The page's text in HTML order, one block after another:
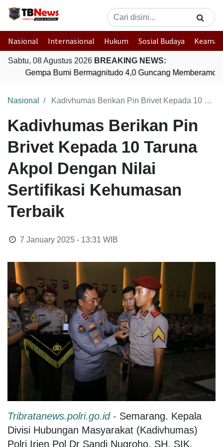
Nasional Internasional Hukum Sosial Budaya
Sabtu, 08 Agustus 2026 BREAKING NEWS:
Gempa Bumi Bermagnitudo 4,0 Guncang Memberamo
Nasional Kadivhumas Berikan Pin Brivet Kepada 10 Taruna Akpol Dengan Nilai Sertifikasi Kehumasan Terbaik
Kadivhumas Berikan Pin
Brivet Kepada 10 Taruna
Akpol Dengan Nilai
Sertifikasi Kehumasan
Terbaik
7 January 2025 - 13:31 WIB
Tribratanews.polri.go.id- Semarang. Kepala
Divisi Hubungan Masyarakat (Kadivhumas)
Polri Irjen Pol Dr Sandi Nugroho, SH, SIK,